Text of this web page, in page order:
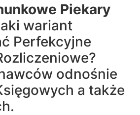
Piekary
wariant
Perfekcyjne
odnośnie
a także